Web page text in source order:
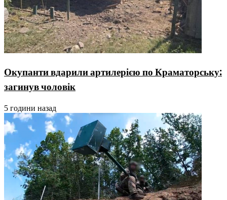
Окупанти вдарили артилерією по Краматорську:
загинув чоловік
5 години назад